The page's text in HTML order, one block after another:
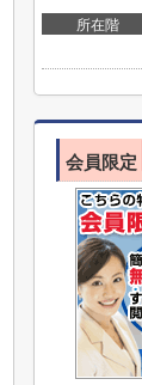
所在階
会員限定